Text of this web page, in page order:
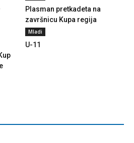
Plasman pretkadeta na
završnicu Kupa regija
Mladi
U-11